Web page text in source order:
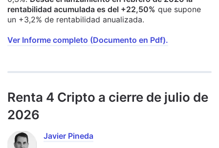
rentabilidad acumulada es del +22,50% que supone
un +3,2% de rentabilidad anualizada.
Ver Informe completo (Documento en Pdf).
Renta 4 Cripto a cierre de julio de
2026
Javier Pineda